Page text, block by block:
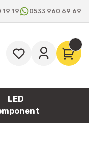
19 0533 960 69 69
LED